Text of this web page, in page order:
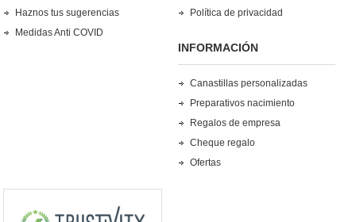
Haznos tus sugerencias
Medidas Anti COVID
Política de privacidad
INFORMACIÓN
Canastillas personalizadas
Preparativos nacimiento
Regalos de empresa
Cheque regalo
Ofertas